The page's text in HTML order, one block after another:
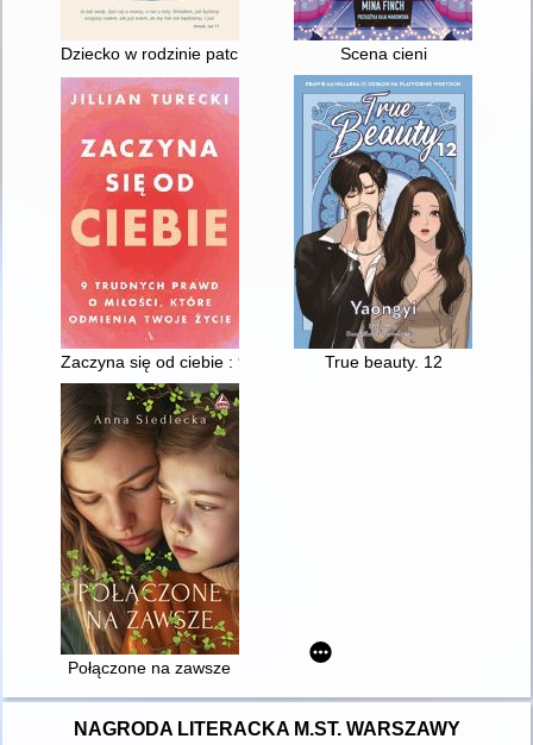
Dziecko w rodzinie patchworkowej Scena cieni
Zaczyna się od ciebie : 9 trudnych prawd o miłości, które
True beauty. 12
Połączone na zawsze
NAGRODA LITERACKA M.ST. WARSZAWY